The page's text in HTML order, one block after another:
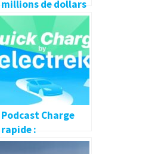
millions de dollars
en accord de
règlement avec la
SEC
Podcast Charge
rapide :
17 février 2022